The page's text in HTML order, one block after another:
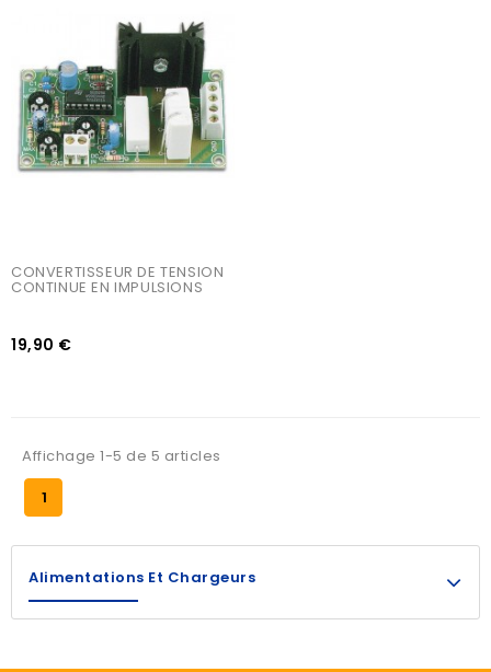
CONVERTISSEUR DE TENSION
CONTINUE EN IMPULSIONS
19,90 €
Affichage 1-5 de 5 articles
1
Alimentations Et Chargeurs